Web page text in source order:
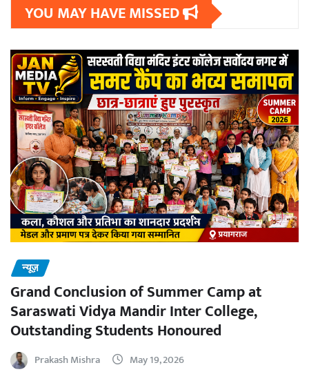
YOU MAY HAVE MISSED
न्यूज़
Grand Conclusion of Summer Camp at
Saraswati Vidya Mandir Inter College,
Outstanding Students Honoured
Prakash Mishra May 19, 2026